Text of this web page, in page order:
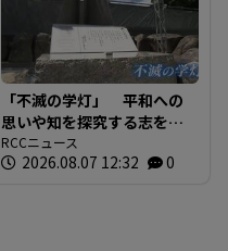
「不滅の学灯」 平和への
思いや知を探究する志をモ
ニュメントに 広島大学発
祥の地 東千田キャンパス
RCCニュース
2026.08.07 12:32 0